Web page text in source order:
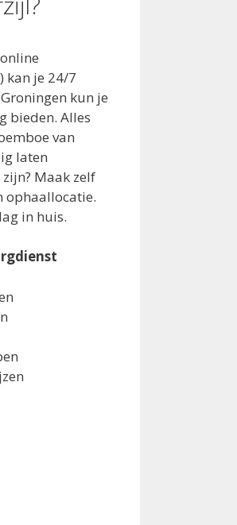
kan je 24/7
kun je
bieden. Alles
van
laten
Maak zelf
ophaallocatie.
in huis.